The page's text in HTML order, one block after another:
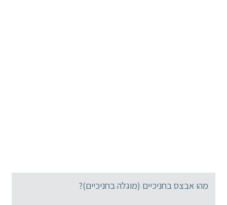
מהו אבצס בחניכיים (מוגלה בחניכיים)?